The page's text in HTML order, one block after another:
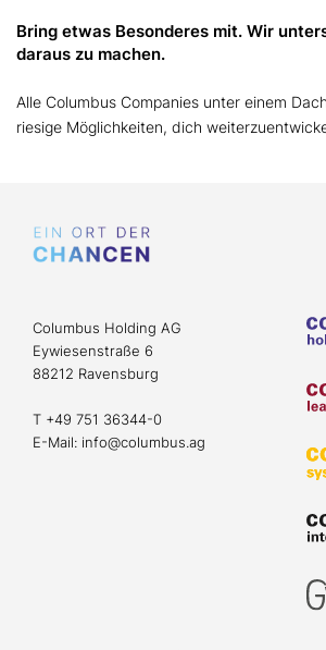
Bring etwas Besonderes mit. Wir
daraus zu machen.
Alle Columbus Companies unter einem
riesige Möglichkeiten, dich
Columbus Holding AG
Eywiesenstraße 6
88212 Ravensburg
T +49 751 36344-0
E-Mail: info@columbus.ag